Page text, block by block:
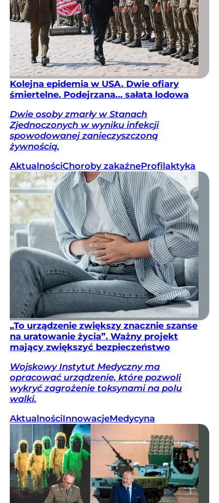
Kolejna epidemia w USA. Dwie ofiary
śmiertelne. Podejrzana... sałata lodowa
Dwie osoby zmarły w Stanach
Zjednoczonych w wyniku infekcji
spowodowanej zanieczyszczoną
żywnością.
AktualnościChoroby zakaźneProfilaktyka
„To urządzenie zwiększy znacznie szanse
na uratowanie życia”. Ważny projekt
mający zwiększyć bezpieczeństwo
Wojskowy Instytut Medyczny ma
opracować urządzenie, które pozwoli
wykryć zagrożenie toksynami na polu
walki.
AktualnościInnowacjeMedycyna